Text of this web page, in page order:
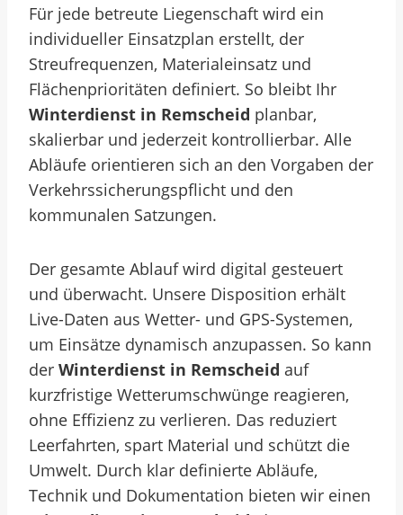
Für jede betreute Liegenschaft wird ein
individueller Einsatzplan erstellt, der
Streufrequenzen, Materialeinsatz und
Flächenprioritäten definiert. So bleibt Ihr
Winterdienst in Remscheid planbar,
skalierbar und jederzeit kontrollierbar. Alle
Abläufe orientieren sich an den Vorgaben der
Verkehrssicherungspflicht und den
kommunalen Satzungen.
Der gesamte Ablauf wird digital gesteuert
und überwacht. Unsere Disposition erhält
Live-Daten aus Wetter- und GPS-Systemen,
um Einsätze dynamisch anzupassen. So kann
der Winterdienst in Remscheid auf
kurzfristige Wetterumschwünge reagieren,
ohne Effizienz zu verlieren. Das reduziert
Leerfahrten, spart Material und schützt die
Umwelt. Durch klar definierte Abläufe,
Technik und Dokumentation bieten wir einen